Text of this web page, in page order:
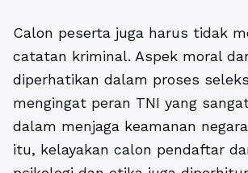
Calon peserta juga harus tidak
catatan kriminal. Aspek moral
diperhatikan dalam proses
mengingat peran TNI yang
dalam menjaga keamanan
itu, kelayakan calon pendaftar